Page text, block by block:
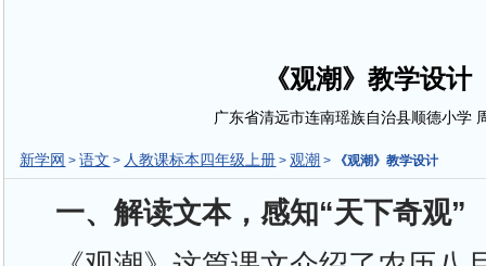
《观潮》教学设计
广东省清远市连南瑶族自治县顺德小学
新学网 >语文 > 人教课标本四年级上册 > 观潮 > 《观潮》教学设计
一、解读文本，感知“天下奇观”